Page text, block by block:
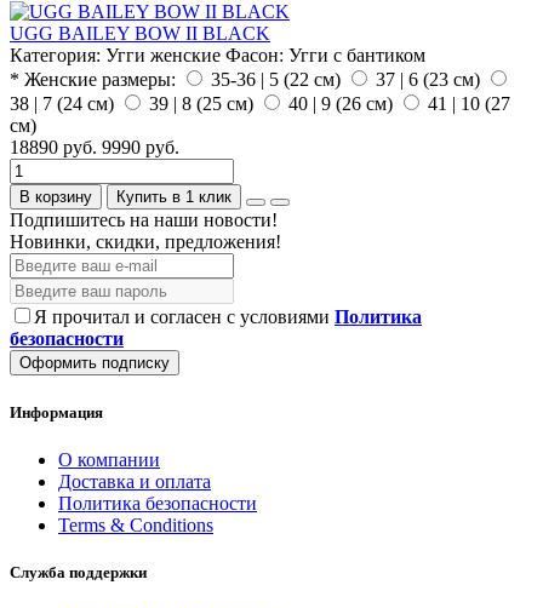
UGG BAILEY BOW II BLACK
Категория: Угги женские Фасон: Угги с бантиком
* Женские размеры:
35-36 | 5 (22 см)
37 | 6 (23 см)
38 | 7 (24 см)
39 | 8 (25 см) 40 | 9 (26 см)
41 | 10 (27
см)
18890 руб. 9990 руб.
В корзину Купить в 1 клик
Подпишитесь на наши новости!
Новинки, скидки, предложения!
Я прочитал и согласен с условиями Политика
безопасности
Оформить подписку
Информация
О компании
Доставка и оплата
Политика безопасности
Terms & Conditions
Служба поддержки